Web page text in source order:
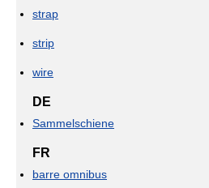
strap
strip
wire
DE
Sammelschiene
FR
barre omnibus